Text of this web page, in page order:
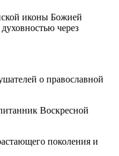
иконы Божией
через
о православной
Воскресной
поколения и